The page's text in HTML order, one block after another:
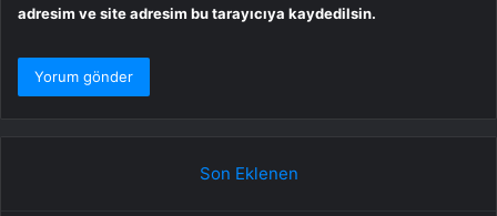
adresim ve site adresim bu tarayıcıya kaydedilsin.
Son Eklenen